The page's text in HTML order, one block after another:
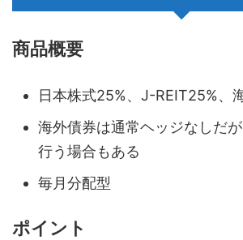
商品概要
日本株式25%、J-REIT25%、
海外債券は通常ヘッジなしだ
行う場合もある
毎月分配型
ポイント